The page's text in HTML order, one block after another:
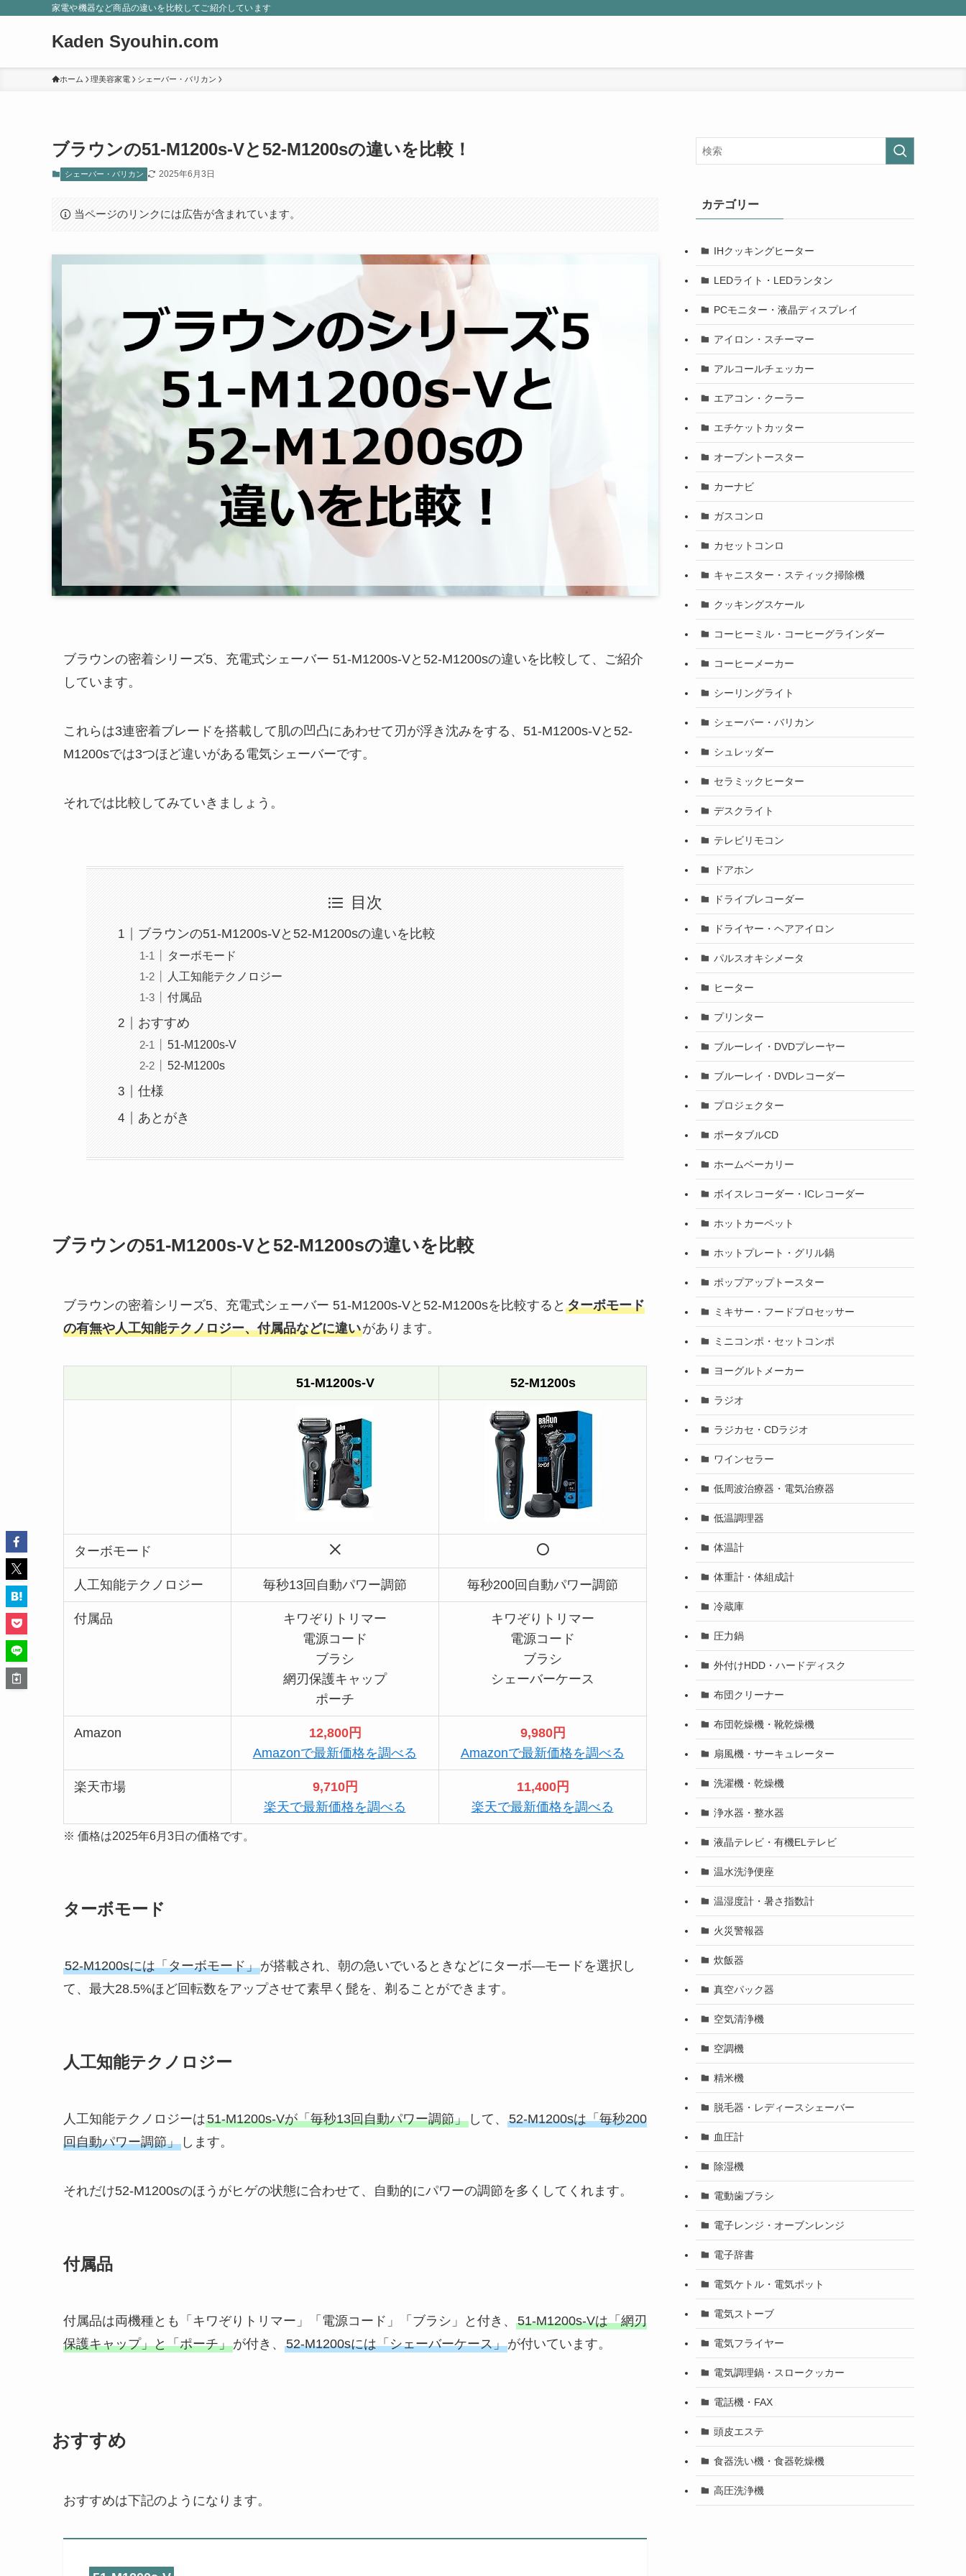
家電や機器など商品の違いを比較してご紹介しています
Kaden Syouhin.com
ホーム 理美容家電 シェーバー・バリカン
ブラウンの51-M1200s-Vと52-M1200sの違いを比較！
シェーバー・バリカン 2025年6月3日
当ページのリンクには広告が含まれています。
ブラウンの密着シリーズ5、充電式シェーバー 51-M1200s-Vと52-M1200sの違いを比較して、ご紹介
しています。
これらは3連密着ブレードを搭載して肌の凹凸にあわせて刃が浮き沈みをする、51-M1200s-Vと52-
M1200sでは3つほど違いがある電気シェーバーです。
それでは比較してみていきましょう。
目次
ブラウンの51-M1200s-Vと52-M1200sの違いを比較
ターボモード
人工知能テクノロジー
付属品
おすすめ
51-M1200s-V
52-M1200s
仕様
あとがき
ブラウンの51-M1200s-Vと52-M1200sの違いを比較
ブラウンの密着シリーズ5、充電式シェーバー 51-M1200s-Vと52-M1200sを比較すると ターボモード
の有無や人工知能テクノロジー、付属品などに違いがあります。
51-M1200s-V 52-M1200s
ターボモード
人工知能テクノロジー 毎秒13回自動パワー調節 毎秒200回自動パワー調節
付属品
キワぞりトリマー
電源コード
ブラシ
網刃保護キャップ
ポーチ
キワぞりトリマー
電源コード
ブラシ
シェーバーケース
Amazon
12,800円
Amazonで最新価格を調べる
9,980円
Amazonで最新価格を調べる
楽天市場
9,710円
楽天で最新価格を調べる
11,400円
楽天で最新価格を調べる
※ 価格は2025年6月3日の価格です。
ターボモード
52-M1200sには「ターボモード」が搭載され、朝の急いでいるときなどにターボ―モードを選択し
て、最大28.5%ほど回転数をアップさせて素早く髭を、剃ることができます。
人工知能テクノロジー
人工知能テクノロジーは51-M1200s-Vが「毎秒13回自動パワー調節」 して、 52-M1200sは「毎秒200
回自動パワー調節」 します。
それだけ52-M1200sのほうがヒゲの状態に合わせて、自動的にパワーの調節を多くしてくれます。
付属品
付属品は両機種とも「キワぞりトリマー」「電源コード」「ブラシ」と付き、 51-M1200s-Vは「網刃
保護キャップ」と「ポーチ」が付き、 52-M1200sには「シェーバーケース」が付いています。
おすすめ
おすすめは下記のようになります。
カテゴリー
IHクッキングヒーター
LEDライト・LEDランタン
PCモニター・液晶ディスプレイ
アイロン・スチーマー
アルコールチェッカー
エアコン・クーラー
エチケットカッター
オーブントースター
カーナビ
ガスコンロ
カセットコンロ
キャニスター・スティック掃除機
クッキングスケール
コーヒーミル・コーヒーグラインダー
コーヒーメーカー
シーリングライト
シェーバー・バリカン
シュレッダー
セラミックヒーター
デスクライト
テレビリモコン
ドアホン
ドライブレコーダー
ドライヤー・ヘアアイロン
パルスオキシメータ
ヒーター
プリンター
ブルーレイ・DVDプレーヤー
ブルーレイ・DVDレコーダー
プロジェクター
ポータブルCD
ホームベーカリー
ボイスレコーダー・ICレコーダー
ホットカーペット
ホットプレート・グリル鍋
ポップアップトースター
ミキサー・フードプロセッサー
ミニコンポ・セットコンポ
ヨーグルトメーカー
ラジオ
ラジカセ・CDラジオ
ワインセラー
低周波治療器・電気治療器
低温調理器
体温計
体重計・体組成計
冷蔵庫
圧力鍋
外付けHDD・ハードディスク
布団クリーナー
布団乾燥機・靴乾燥機
扇風機・サーキュレーター
洗濯機・乾燥機
浄水器・整水器
液晶テレビ・有機ELテレビ
温水洗浄便座
温湿度計・暑さ指数計
火災警報器
炊飯器
真空パック器
空気清浄機
空調機
精米機
脱毛器・レディースシェーバー
血圧計
除湿機
電動歯ブラシ
電子レンジ・オーブンレンジ
電子辞書
電気ケトル・電気ポット
電気ストーブ
電気フライヤー
電気調理鍋・スロークッカー
電話機・FAX
頭皮エステ
食器洗い機・食器乾燥機
高圧洗浄機